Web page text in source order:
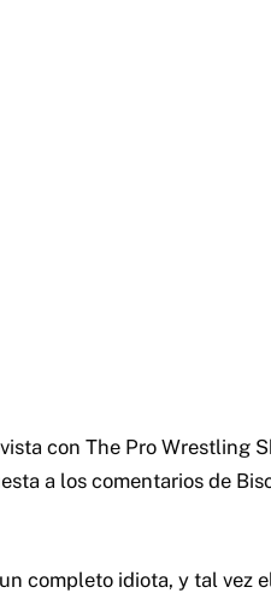
con The Pro Wrestling
a los comentarios de
completo idiota, y tal vez